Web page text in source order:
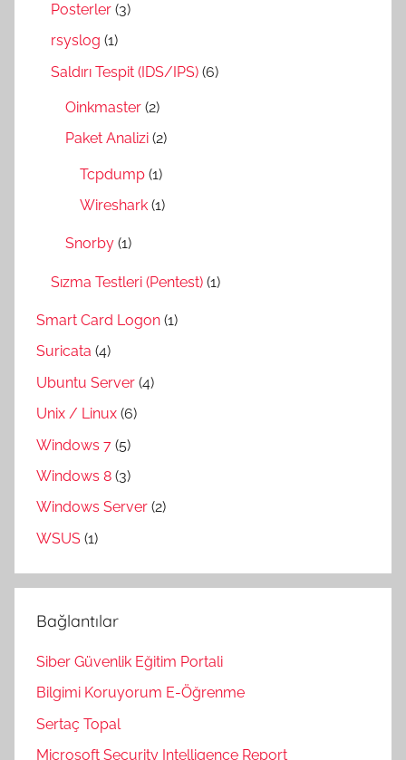
Posterler (3)
rsyslog (1)
Saldırı Tespit (IDS/IPS) (6)
Oinkmaster (2)
Paket Analizi (2)
Tcpdump (1)
Wireshark (1)
Snorby (1)
Sızma Testleri (Pentest) (1)
Smart Card Logon (1)
Suricata (4)
Ubuntu Server (4)
Unix / Linux (6)
Windows 7 (5)
Windows 8 (3)
Windows Server (2)
WSUS (1)
Bağlantılar
Siber Güvenlik Eğitim Portali
Bilgimi Koruyorum E-Öğrenme
Sertaç Topal
Microsoft Security Intelligence Report